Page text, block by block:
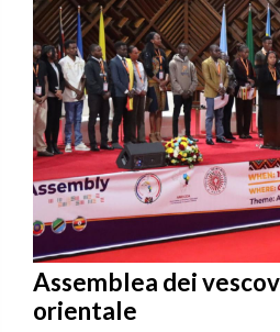
Assemblea dei
orientale